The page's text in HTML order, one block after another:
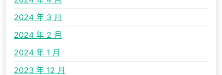
2024 年 3 月
2024 年 2 月
2024 年 1 月
2023 年 12 月